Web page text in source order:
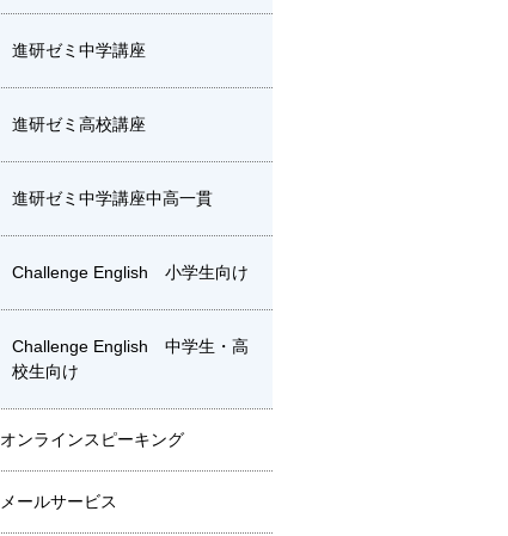
進研ゼミ中学講座
進研ゼミ高校講座
進研ゼミ中学講座中高一貫
Challenge English 小学生向け
Challenge English 中学生・高
校生向け
オンラインスピーキング
メールサービス